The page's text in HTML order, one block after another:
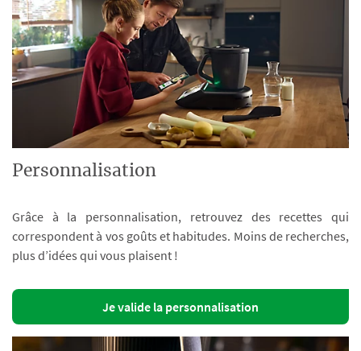
Personnalisation
Grâce à la personnalisation, retrouvez des recettes qui
correspondent à vos goûts et habitudes. Moins de recherches,
plus d’idées qui vous plaisent !
Je valide la personnalisation